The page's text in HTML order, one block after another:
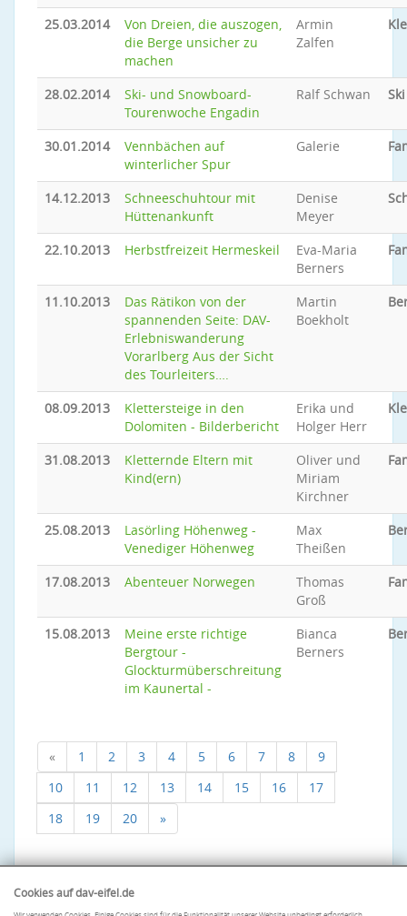
25.03.2014
Von Dreien, die auszogen,
die Berge unsicher zu
machen
Armin
Zalfen
28.02.2014
Ski- und Snowboard-
Tourenwoche Engadin
Ralf Schwan
30.01.2014
Vennbächen auf
winterlicher Spur
Galerie
14.12.2013
Schneeschuhtour mit
Hüttenankunft
Denise
Meyer
22.10.2013 Herbstfreizeit Hermeskeil
Eva-Maria
Berners
11.10.2013
Das Rätikon von der
spannenden Seite: DAV-
Erlebniswanderung
Vorarlberg Aus der Sicht
des Tourleiters….
Martin
Boekholt
08.09.2013
Klettersteige in den
Dolomiten - Bilderbericht
Erika und
Holger Herr
31.08.2013
Kletternde Eltern mit
Kind(ern)
Oliver und
Miriam
Kirchner
25.08.2013
Lasörling Höhenweg -
Venediger Höhenweg
Max
Theißen
17.08.2013 Abenteuer Norwegen
Thomas
Groß
15.08.2013
Meine erste richtige
Bergtour -
Glockturmüberschreitung
im Kaunertal -
Bianca
Berners
« 1 2 3 4 5 6 7 8
9
10
11 12 13 14 15 16
17
18
19 20 »
Cookies auf dav-eifel.de